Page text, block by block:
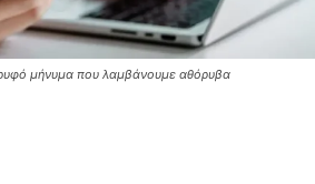
μήνυμα που λαμβάνουμε αθόρυβα